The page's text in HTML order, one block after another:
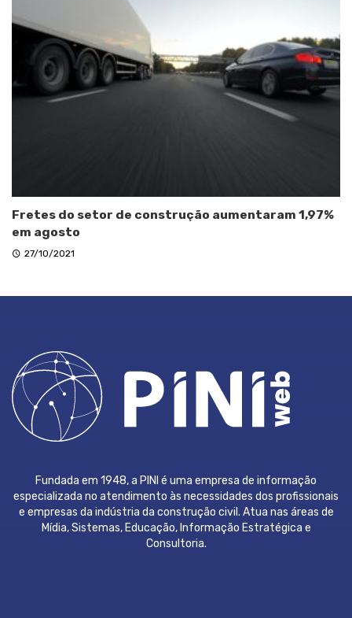
Fretes do setor de construção aumentaram 1,97%
em agosto
27/10/2021
Fundada em 1948, a PINI é uma empresa de informação
especializada no atendimento às necessidades dos profissionais
e empresas da indústria da construção civil. Atua nas áreas de
Mídia, Sistemas, Educação, Informação Estratégica e
Consultoria.